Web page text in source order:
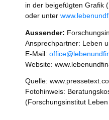
in der beigefügten Grafik
oder unter
Aussender:
Ansprechpartner: Leben
E-Mail:
Website:
Quelle:
Fotohinweis:
(Forschungsinstitut